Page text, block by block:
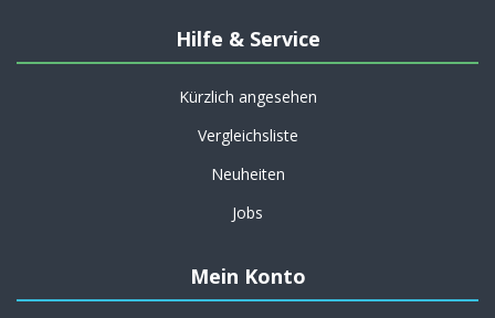
Hilfe & Service
Kürzlich angesehen
Vergleichsliste
Neuheiten
Jobs
Mein Konto